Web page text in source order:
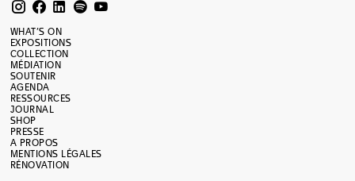
WHAT’S ON
EXPOSITIONS
COLLECTION
MÉDIATION
SOUTENIR
AGENDA
RESSOURCES
JOURNAL
SHOP
PRESSE
A PROPOS
MENTIONS LÉGALES
RÉNOVATION